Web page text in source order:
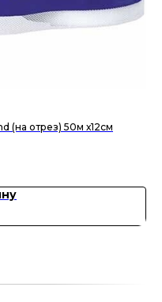
(на отрез) 50м х12см